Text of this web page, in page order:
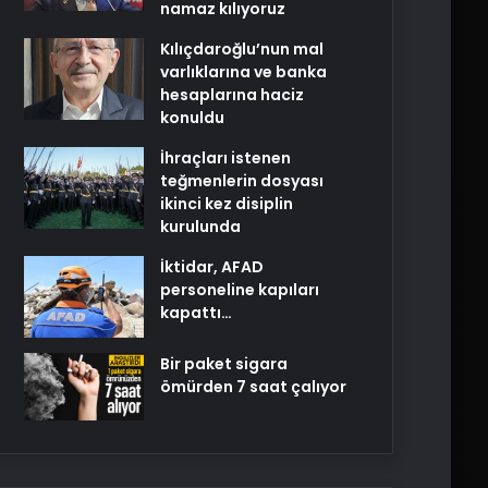
namaz kılıyoruz
Kılıçdaroğlu’nun mal
varlıklarına ve banka
hesaplarına haciz
konuldu
İhraçları istenen
teğmenlerin dosyası
ikinci kez disiplin
kurulunda
İktidar, AFAD
personeline kapıları
kapattı…
Bir paket sigara
ömürden 7 saat çalıyor